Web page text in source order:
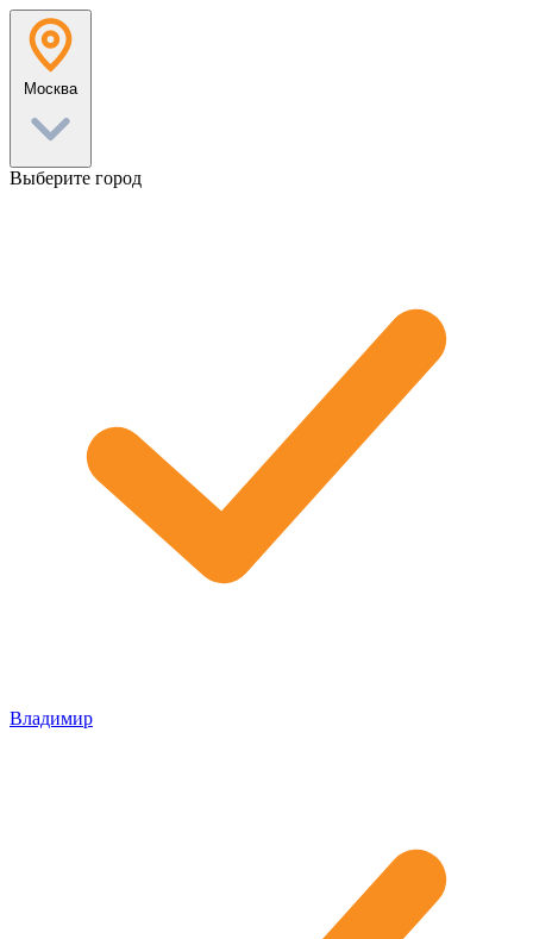
Перейти
содержанию
Москва
Выберите город
Владимир